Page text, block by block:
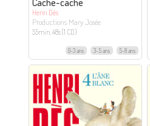
Henri Dès
Productions Mary Josée
55min. 48s (1 CD)
0-3 ans 3-5 ans 5-8 ans